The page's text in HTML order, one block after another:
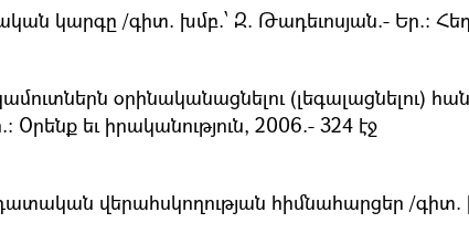
կարգը /գիտ. խմբ.՝ Զ. Թադեւոսյան.- Եր.։
օրինականացնելու (լեգալացնելու)
եւ իրականություն, 2006.- 324 էջ
վերահսկողության հիմնահարցեր /